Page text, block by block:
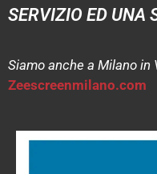
SERVIZIO ED UNA
Siamo anche a Milano in
Zeescreenmilano.com